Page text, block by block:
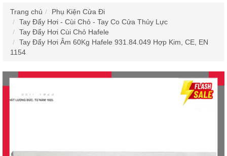
Trang chủ
Phụ Kiện Cửa Đi
Tay Đẩy Hơi - Cùi Chỏ - Tay Co Cửa Thủy Lực
Tay Đẩy Hơi Cùi Chỏ Hafele
Tay Đẩy Hơi Âm 60Kg Hafele 931.84.049 Hợp Kim, CE, EN
1154